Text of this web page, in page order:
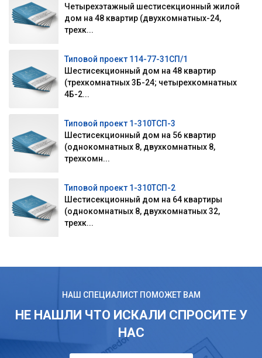
Четырехэтажный шестисекционный жилой
дом на 48 квартир (двухкомнатных-24,
трехк...
Типовой проект 114-77-31СП/1
Шестисекционный дом на 48 квартир
(трехкомнатных 3Б-24; четырехкомнатных
4Б-2...
Типовой проект 1-310ТСП-3
Шестисекционный дом на 56 квартир
(однокомнатных 8, двухкомнатных 8,
трехкомн...
Типовой проект 1-310ТСП-2
Шестисекционный дом на 64 квартиры
(однокомнатных 8, двухкомнатных 32,
трехк...
НАШ СПЕЦИАЛИСТ ПОМОЖЕТ ВАМ
НЕ НАШЛИ ЧТО ИСКАЛИ СПРОСИТЕ У
НАС